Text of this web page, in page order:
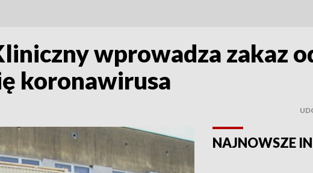
wprowadza zakaz
koronawirusa
NAJNOWSZE